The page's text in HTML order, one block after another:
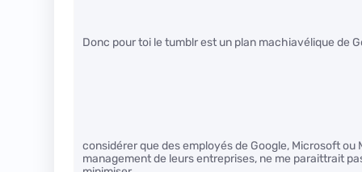
Donc pour toi le tumblr est un plan machiavélique de
considérer que des employés de Google, Microsoft
management de leurs entreprises, ne me paraittrait